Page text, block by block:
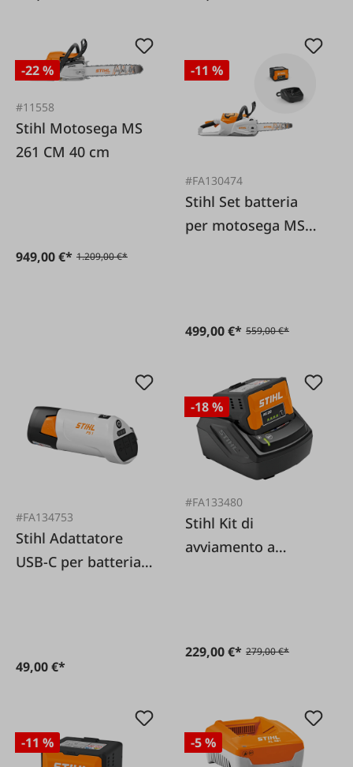
-22 %
#11558
Stihl Motosega MS
261 CM 40 cm
949,00 €* 1.209,00 €*
-11 %
#FA130474
Stihl Set batteria
per motosega MSA
499,00 €* 559,00 €*
#FA134753
Stihl Adattatore
USB-C per batteria
49,00 €*
-18 %
#FA133480
Stihl Kit di
avviamento a
229,00 €* 279,00 €*
-11 % -5 %